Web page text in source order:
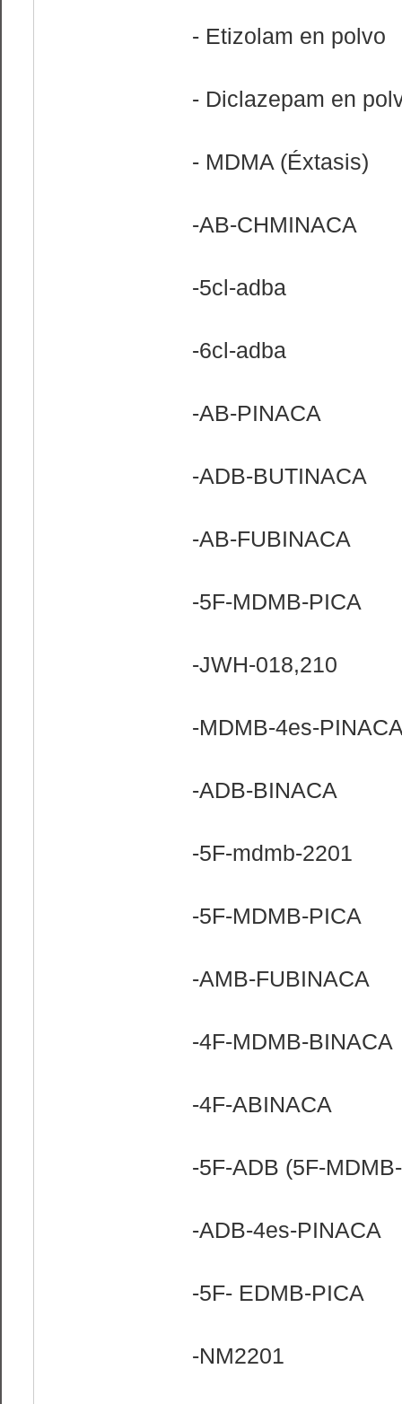
- Etizolam en polvo
- Diclazepam en
- MDMA (Éxtasis)
-AB-CHMINACA
-5cl-adba
-6cl-adba
-AB-PINACA
-ADB-BUTINACA
-AB-FUBINACA
-5F-MDMB-PICA
-JWH-018,210
-MDMB-4es-
-ADB-BINACA
-5F-mdmb-2201
-5F-MDMB-PICA
-AMB-FUBINACA
-4F-MDMB-BINACA
-4F-ABINACA
-5F-ADB (5F-
-ADB-4es-PINACA
-5F- EDMB-PICA
-NM2201